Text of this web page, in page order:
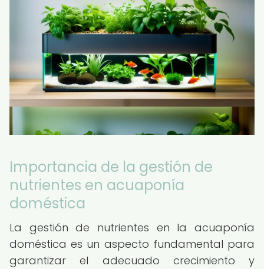
Importancia de la gestión de
nutrientes en acuaponía
doméstica
La gestión de nutrientes en la acuaponía
doméstica es un aspecto fundamental para
garantizar el adecuado crecimiento y